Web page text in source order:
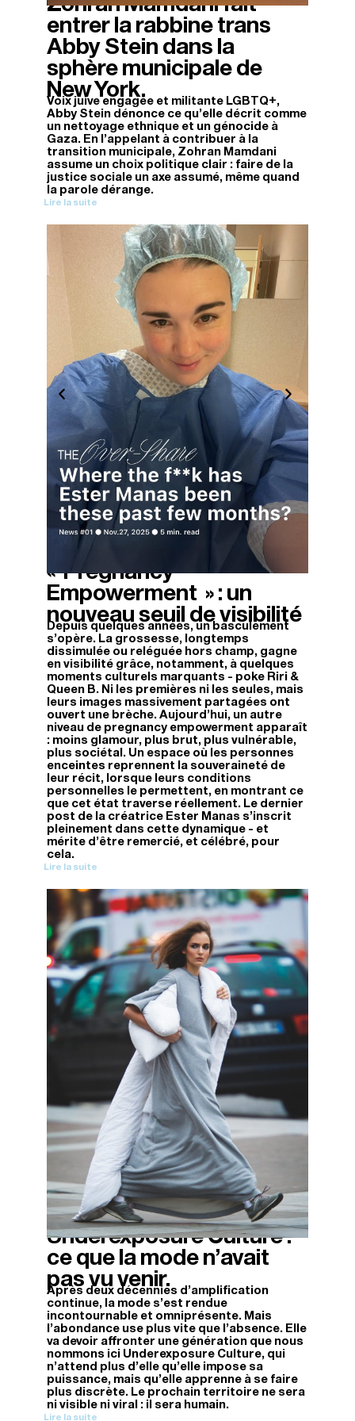
entrer la rabbine trans
Abby Stein dans la
sphère municipale de
New York.
Voix juive engagée et militante LGBTQ+,
Abby Stein dénonce ce qu'elle décrit comme
un nettoyage ethnique et un génocide à
Gaza. En l'appelant à contribuer à la
transition municipale, Zohran Mamdani
assume un choix politique clair : faire de la
justice sociale un axe assumé, même quand
la parole dérange.
Lire la suite
« Pregnancy
Empowerment » : un
nouveau seuil de visibilité
Depuis quelques années, un basculement
s'opère. La grossesse, longtemps
dissimulée ou reléguée hors champ, gagne
en visibilité grâce, notamment, à quelques
moments culturels marquants - poke Riri &
Queen B. Ni les premières ni les seules, mais
leurs images massivement partagées ont
ouvert une brèche. Aujourd'hui, un autre
niveau de pregnancy empowerment apparaît
: moins glamour, plus brut, plus vulnérable,
plus sociétal. Un espace où les personnes
enceintes reprennent la souveraineté de
leur récit, lorsque leurs conditions
personnelles le permettent, en montrant ce
que cet état traverse réellement. Le dernier
post de la créatrice Ester Manas s'inscrit
pleinement dans cette dynamique - et
mérite d'être remercié, et célébré, pour
cela.
Lire la suite
01/12/2025
Underexposure Culture :
ce que la mode n’avait
pas vu venir.
Après deux décennies d’amplification
continue, la mode s’est rendue
incontournable et omniprésente. Mais
l’abondance use plus vite que l’absence. Elle
va devoir affronter une génération que nous
nommons ici Underexposure Culture, qui
n’attend plus d’elle qu’elle impose sa
puissance, mais qu’elle apprenne à se faire
plus discrète. Le prochain territoire ne sera
ni visible ni viral : il sera humain.
Lire la suite